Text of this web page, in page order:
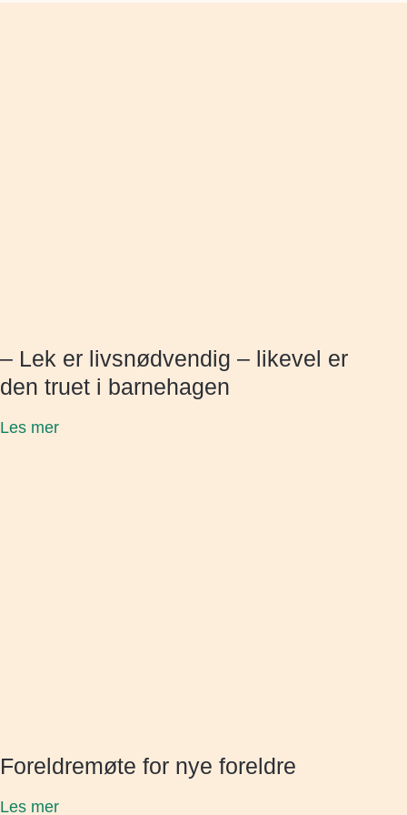
– Lek er livsnødvendig – likevel er
den truet i barnehagen
Les mer
Foreldremøte for nye foreldre
Les mer